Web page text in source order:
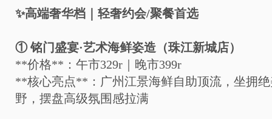
✨高端奢华档｜轻奢约会/聚餐首选
① 铭门盛宴·艺术海鲜姿造（珠江新城店）
**价格** ：午市329r ｜晚市399r
**核心亮点** ：广州江景海鲜自助顶流，坐拥
野，摆盘高级氛围感拉满